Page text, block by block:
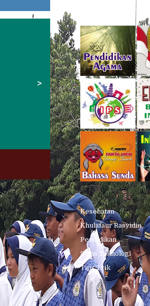
Kesehatan
Khulafaur Rasyidin
Pendidikan
Sains Teknologi
Tips Trik
>